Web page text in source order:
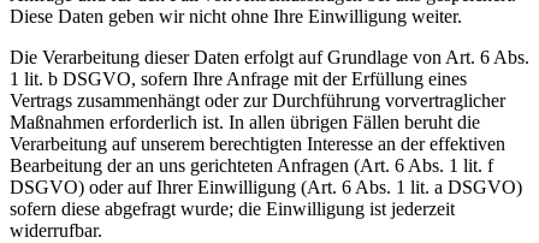
Diese Daten geben wir nicht ohne Ihre Einwilligung weiter.
Die Verarbeitung dieser Daten erfolgt auf Grundlage von Art. 6 Abs.
1 lit. b DSGVO, sofern Ihre Anfrage mit der Erfüllung eines
Vertrags zusammenhängt oder zur Durchführung vorvertraglicher
Maßnahmen erforderlich ist. In allen übrigen Fällen beruht die
Verarbeitung auf unserem berechtigten Interesse an der effektiven
Bearbeitung der an uns gerichteten Anfragen (Art. 6 Abs. 1 lit. f
DSGVO) oder auf Ihrer Einwilligung (Art. 6 Abs. 1 lit. a DSGVO)
sofern diese abgefragt wurde; die Einwilligung ist jederzeit
widerrufbar.